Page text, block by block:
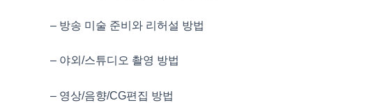
– 방송 미술 준비와 리허설 방법
– 야외/스튜디오 촬영 방법
– 영상/음향/CG편집 방법